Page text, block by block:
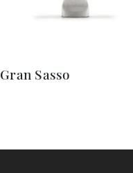
Gran Sasso